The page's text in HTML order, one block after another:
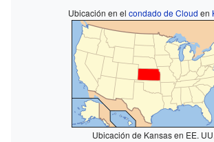
Ubicación en el condado de Cloud en
Ubicación de Kansas en EE. UU.